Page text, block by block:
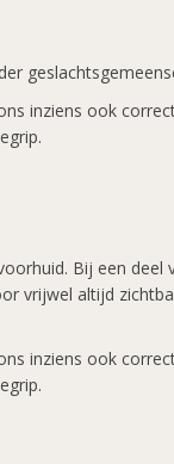
inziens ook
Bij een deel
vrijwel altijd
inziens ook